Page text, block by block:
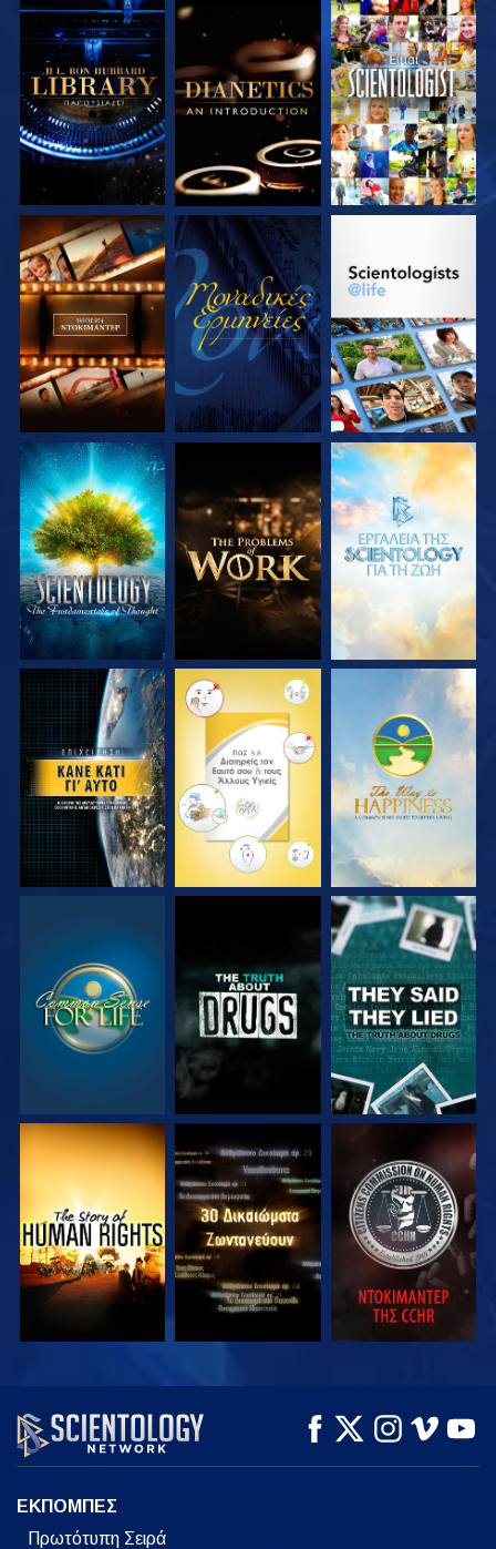
ΕΞΕΡΕΥΝΗΣΤΕ ΤΗ
ΣΕΙΡΑ
ΕΞΕΡΕΥΝΗΣΤΕ ΤΗ
ΣΕΙΡΑ
ΠΑΡΑΚΟΛΟΥΘΗΣΤΕ
ΕΞΕΡΕΥΝΗΣΤΕ ΤΗ
ΣΕΙΡΑ
ΠΑΡΑΚΟΛΟΥΘΗΣΤΕ
ΕΞΕΡΕΥΝΗΣΤΕ ΤΗ
ΕΞΕΡΕΥΝΗΣΤΕ ΤΗ
ΣΕΙΡΑ
ΕΞΕΡΕΥΝΗΣΤΕ ΤΗ
ΣΕΙΡΑ
ΕΞΕΡΕΥΝΗΣΤΕ ΤΗ
ΣΕΙΡΑ
ΠΑΡΑΚΟΛΟΥΘΗΣΤΕ ΠΑΡΑΚΟΛΟΥΘΗΣΤΕ ΠΑΡΑΚΟΛΟΥΘΗΣΤΕ
ΠΑΡΑΚΟΛΟΥΘΗΣΤΕ ΠΑΡΑΚΟΛΟΥΘΗΣΤΕ ΠΑΡΑΚΟΛΟΥΘΗΣΤΕ
ΠΑΡΑΚΟΛΟΥΘΗΣΤΕ ΠΑΡΑΚΟΛΟΥΘΗΣΤΕ ΠΑΡΑΚΟΛΟΥΘΗΣΤΕ
ΠΑΡΑΚΟΛΟΥΘΗΣΤΕ ΠΑΡΑΚΟΛΟΥΘΗΣΤΕ
ΕΞΕΡΕΥΝΗΣΤΕ ΤΗ
ΣΕΙΡΑ
ΕΚΠΟΜΠΕΣ
Πρωτότυπη Σειρά